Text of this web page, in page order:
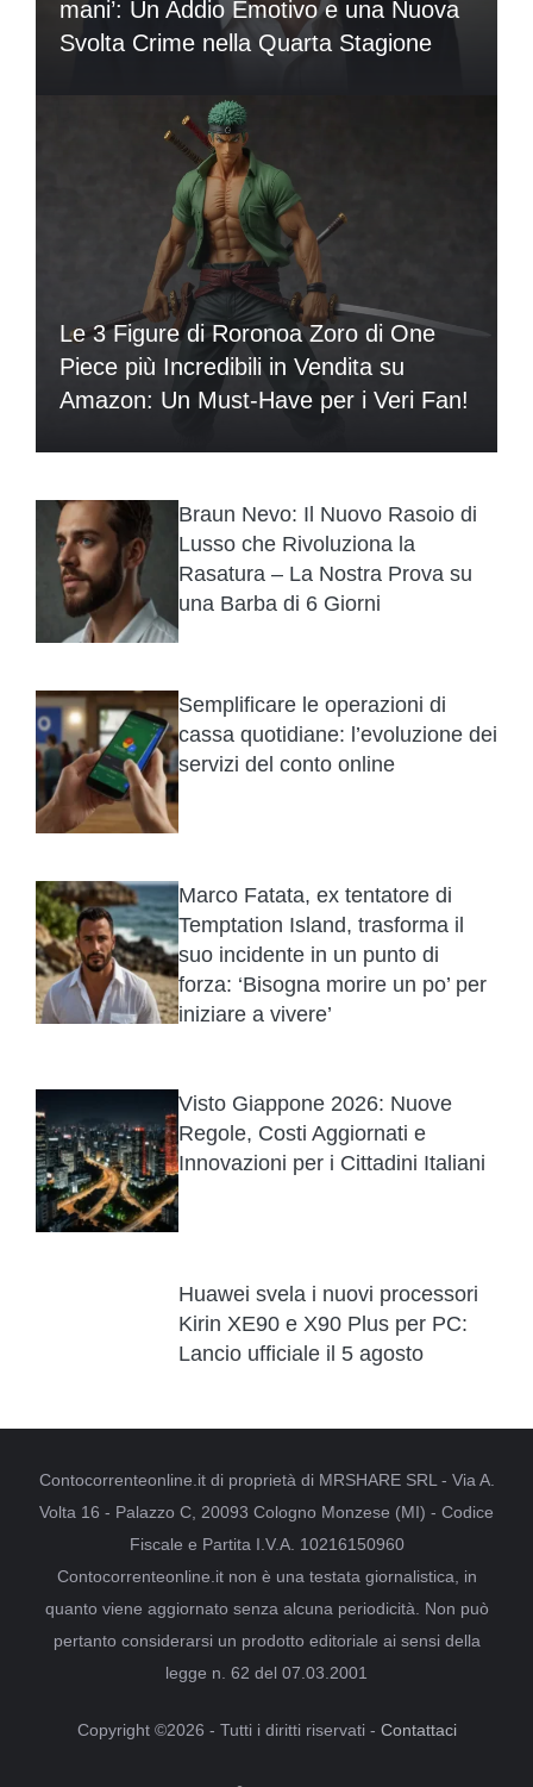
mani’: Un Addio Emotivo e una Nuova
Svolta Crime nella Quarta Stagione
Le 3 Figure di Roronoa Zoro di One
Piece più Incredibili in Vendita su
Amazon: Un Must-Have per i Veri Fan!
Braun Nevo: Il Nuovo Rasoio di
Lusso che Rivoluziona la
Rasatura – La Nostra Prova su
una Barba di 6 Giorni
Semplificare le operazioni di
cassa quotidiane: l’evoluzione dei
servizi del conto online
Marco Fatata, ex tentatore di
Temptation Island, trasforma il
suo incidente in un punto di
forza: ‘Bisogna morire un po’ per
iniziare a vivere’
Visto Giappone 2026: Nuove
Regole, Costi Aggiornati e
Innovazioni per i Cittadini Italiani
Huawei svela i nuovi processori
Kirin XE90 e X90 Plus per PC:
Lancio ufficiale il 5 agosto
Contocorrenteonline.it di proprietà di MRSHARE SRL - Via A.
Volta 16 - Palazzo C, 20093 Cologno Monzese (MI) - Codice
Fiscale e Partita I.V.A. 10216150960
Contocorrenteonline.it non è una testata giornalistica, in
quanto viene aggiornato senza alcuna periodicità. Non può
pertanto considerarsi un prodotto editoriale ai sensi della
legge n. 62 del 07.03.2001
Copyright ©2026 - Tutti i diritti riservati - Contattaci